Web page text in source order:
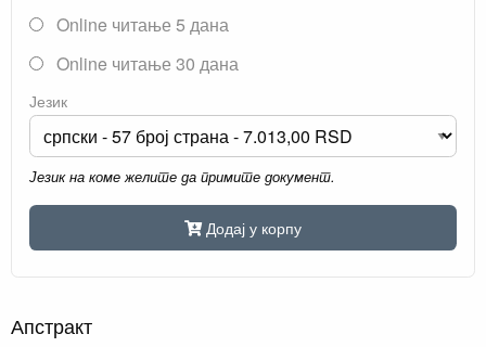
Online читање 5 дана
Online читање 30 дана
Језик
Језик на коме желите да примите документ.
Додај у корпу
Апстракт